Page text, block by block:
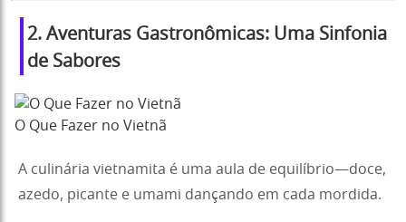
2. Aventuras Gastronômicas: Uma Sinfonia
de Sabores
O Que Fazer no Vietnã
A culinária vietnamita é uma aula de equilíbrio—doce,
azedo, picante e umami dançando em cada mordida.